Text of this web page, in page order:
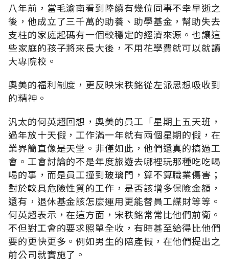
八年前，當毛渝南看到陸續有幾位同事不幸早逝之
後，他成立了三千萬的助養、助學基金，幫助失去
支柱的家庭起碼有一個較穩定的經濟來源。也讓這
些家庭的孩子將來長大後，不用花學費就可以就讀
大專院校。
奧美的福利制度，更反映宋秩銘從左派思想吸收到
的精神。
汎太的何英超回想，奧美的員工「星期上五天班，
過年放十天假，工作滿一年就有兩個星期的假，在
業界簡直像是天堂。非僅如此，他們還真的搞過工
會。工會討論的不是年度旅遊去哪裡玩那種吃吃喝
喝的事，而是員工撞到玻璃門，算不算職業傷害；
對於較具危險性質的工作，是否該增多保險金額，
還有，退休基金該怎麼運用更能替員工謀財等等。
何英超表示，在這方面，宋秩銘常常比他們前衛。
不但對工會的要求照單全收，有時甚至給得比他們
要的更快更多。例如男生的陪產假，在他們提出之
前公司就實施了。